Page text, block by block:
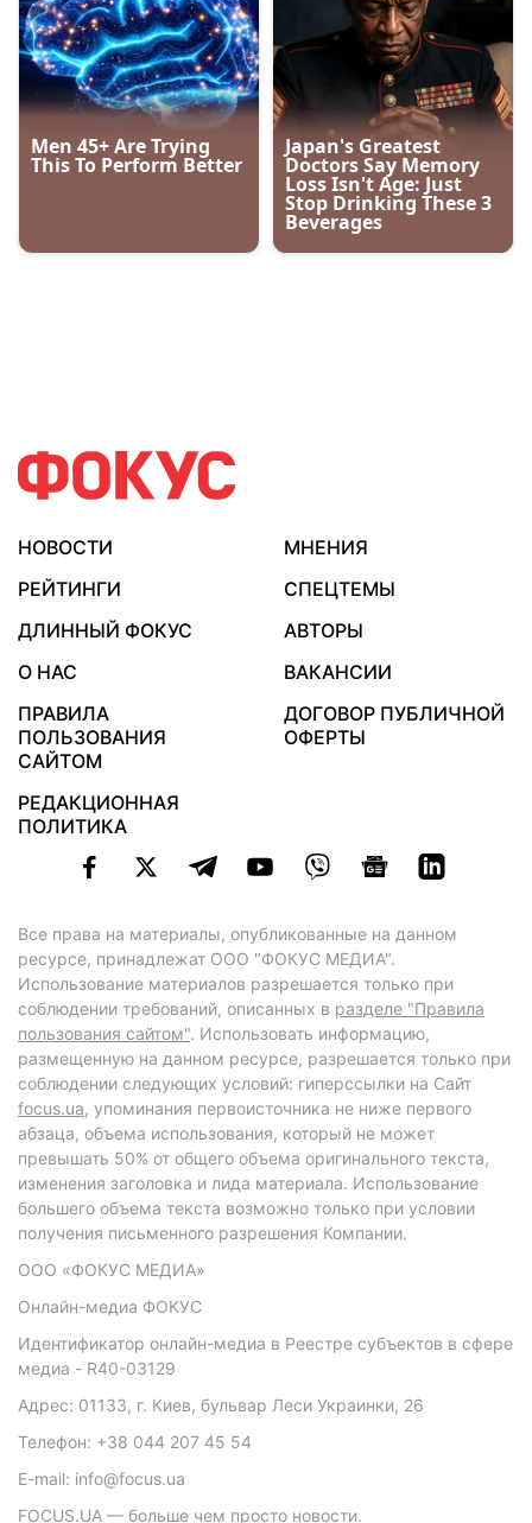
НОВОСТИ
МНЕНИЯ
РЕЙТИНГИ
СПЕЦТЕМЫ
ДЛИННЫЙ ФОКУС
АВТОРЫ
О НАС
ВАКАНСИИ
ПРАВИЛА
ПОЛЬЗОВАНИЯ
САЙТОМ
ДОГОВОР ПУБЛИЧНОЙ
ОФЕРТЫ
РЕДАКЦИОННАЯ
ПОЛИТИКА
Все права на материалы, опубликованные на данном
ресурсе, принадлежат ООО "ФОКУС МЕДИА".
Использование материалов разрешается только при
соблюдении требований, описанных в разделе "Правила
пользования сайтом". Использовать информацию,
размещенную на данном ресурсе, разрешается только при
соблюдении следующих условий: гиперссылки на Сайт
focus.ua, упоминания первоисточника не ниже первого
абзаца, объема использования, который не может
превышать 50% от общего объема оригинального текста,
изменения заголовка и лида материала. Использование
большего объема текста возможно только при условии
получения письменного разрешения Компании.
ООО «ФОКУС МЕДИА»
Онлайн-медиа ФОКУС
Идентификатор онлайн-медиа в Реестре субъектов в сфере
медиа - R40-03129
Адрес: 01133, г. Киев, бульвар Леси Украинки, 26
Телефон: +38 044 207 45 54
E-mail: info@focus.ua
FOCUS.UA — больше чем просто новости.